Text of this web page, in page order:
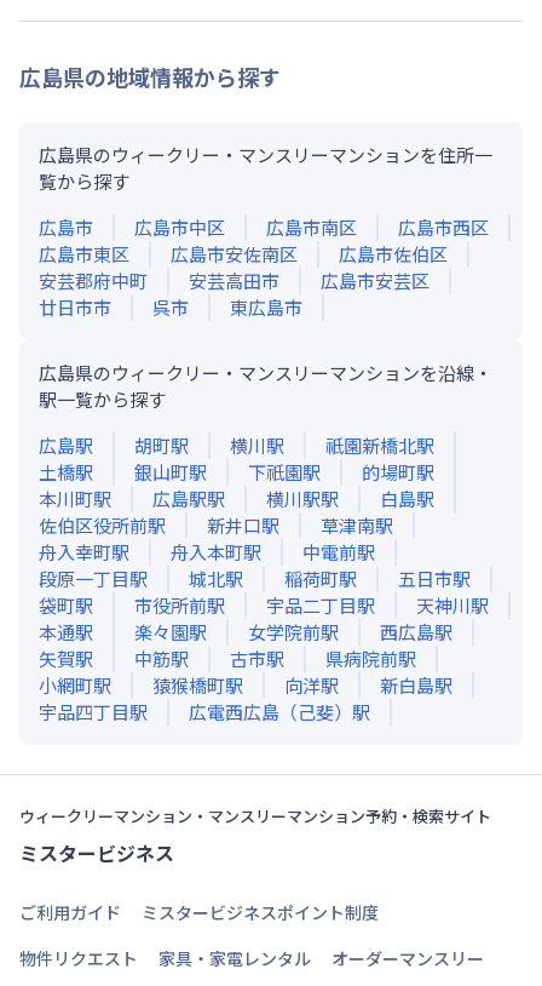
広島県の地域情報から探す
広島県のウィークリー・マンスリーマンションを住所一
覧から探す
広島市
広島市中区 広島市南区
広島市西区
広島市東区
広島市安佐南区
広島市佐伯区
安芸郡府中町
安芸高田市
広島市安芸区
廿日市市
呉市 東広島市
広島県のウィークリー・マンスリーマンションを沿線・
駅一覧から探す
広島駅 胡町駅 横川駅 祇園新橋北駅
土橋駅 銀山町駅 下祇園駅 的場町駅
本川町駅 広島駅駅 横川駅駅 白島駅
佐伯区役所前駅 新井口駅 草津南駅
舟入幸町駅 舟入本町駅 中電前駅
段原一丁目駅 城北駅 稲荷町駅 五日市駅
袋町駅 市役所前駅 宇品二丁目駅 天神川駅
本通駅 楽々園駅 女学院前駅 西広島駅
矢賀駅 中筋駅 古市駅 県病院前駅
小網町駅 猿猴橋町駅 向洋駅 新白島駅
宇品四丁目駅 広電西広島（己斐） 駅
ウィークリーマンション・マンスリーマンション予約・検索サイト
ミスタービジネス
ご利用ガイド
ミスタービジネスポイント制度
物件リクエスト
家具・家電レンタル オーダーマンスリー